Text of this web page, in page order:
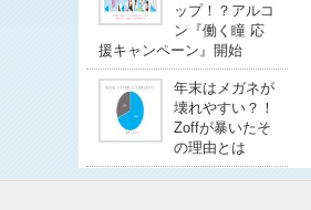
ップ！？アルコ
ン『働く瞳 応
援キャンペーン』開始
年末はメガネが
壊れやすい？！
Zoffが暴いたそ
の理由とは